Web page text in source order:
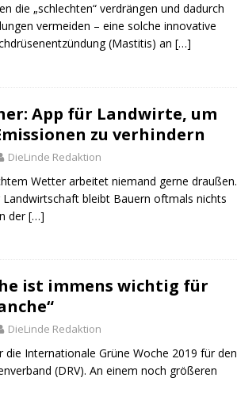
die „schlechten“ verdrängen und dadurch
vermeiden – eine solche innovative
(Mastitis) an […]
App für Landwirte, um
zu verhindern
DieLinde Redaktion
Wetter arbeitet niemand gerne draußen.
bleibt Bauern oftmals nichts
der[…]
ist immens wichtig für
DieLinde Redaktion
die Internationale Grüne Woche 2019 für den
(DRV). An einem noch größeren